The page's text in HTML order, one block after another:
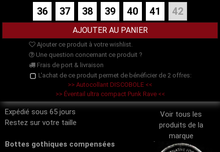
36 37 38 39 40 41 42
Ajouter ce produit à votre wishlist.
Une question concernant ce produit ?
Frais de port & livraison
L'achat de ce produit permet de bénéficier de 2 offres:
>> Autocollant DISCOBOLE <<
>> Éventail ultra compact Punk Rave <<
Voir tous les
produits de la
marque
Expédié sous 65 jours
Restez sur votre taille
Bottes gothiques compensées